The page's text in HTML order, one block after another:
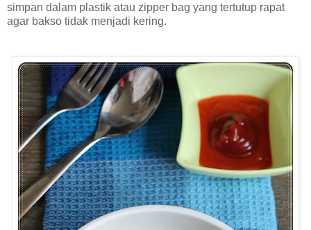
simpan dalam plastik atau zipper bag yang tertutup rapat
agar bakso tidak menjadi kering.